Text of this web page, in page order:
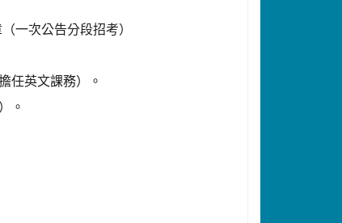
一次公告分段招考）
任英文課務）。
。